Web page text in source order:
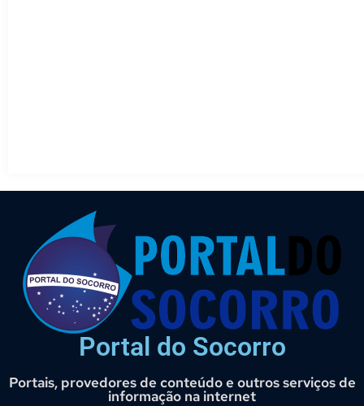
Portal do Socorro
Portais, provedores de conteúdo e outros serviços de
informação na internet